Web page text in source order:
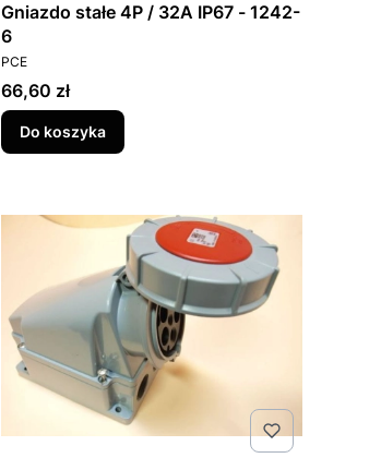
Gniazdo stałe 4P / 32A IP67 - 1242-
6
PRODUCENT
PCE
Cena
66,60 zł
Do koszyka